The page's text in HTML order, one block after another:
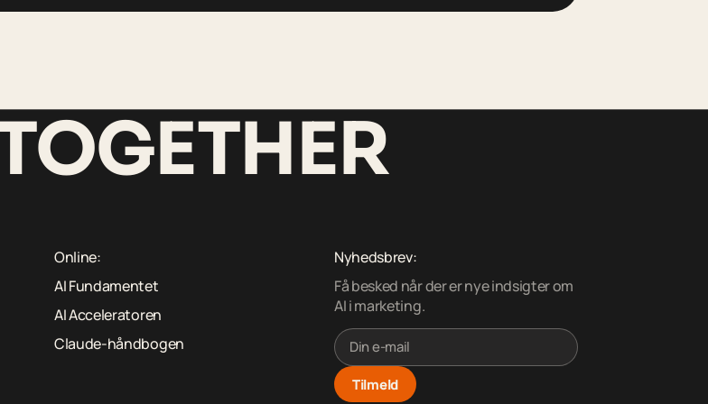
Online:
AI Fundamentet
AI Acceleratoren
Claude-håndbogen
Nyhedsbrev:
Få besked når der er nye indsigter om
AI i marketing.
Tilmeld